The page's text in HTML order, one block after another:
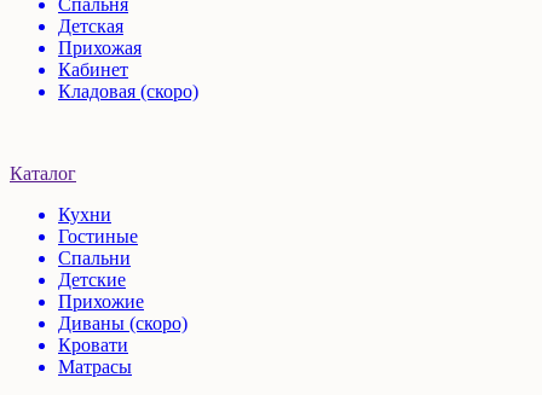
Детская
Прихожая
Кабинет
Кладовая (скоро)
Каталог
Кухни
Гостиные
Спальни
Детские
Прихожие
Диваны (скоро)
Кровати
Матрасы